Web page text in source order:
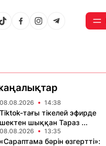
08.08.2026 14:38
Tiktok-тағы тікелей эфирде
шектен шыққан Тараз ...
08.08.2026 13:35
«Сараптама бәрін өзгертті»: